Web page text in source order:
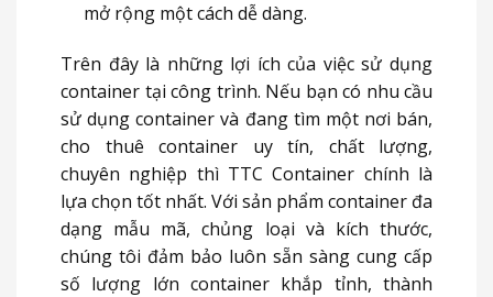
mở rộng một cách dễ dàng.
Trên đây là những lợi ích của việc sử dụng
container tại công trình. Nếu bạn có nhu cầu
sử dụng container và đang tìm một nơi bán,
cho thuê container uy tín, chất lượng,
chuyên nghiệp thì TTC Container chính là
lựa chọn tốt nhất. Với sản phẩm container đa
dạng mẫu mã, chủng loại và kích thước,
chúng tôi đảm bảo luôn sẵn sàng cung cấp
số lượng lớn container khắp tỉnh, thành